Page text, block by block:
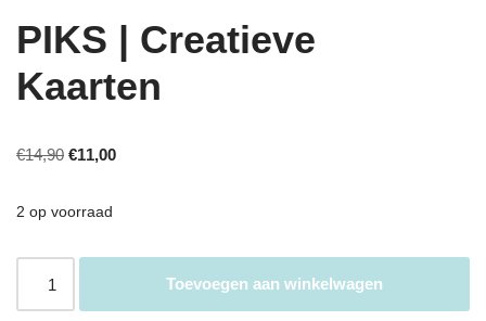
PIKS | Creatieve
Kaarten
€14,90 €11,00
2 op voorraad
Toevoegen aan winkelwagen